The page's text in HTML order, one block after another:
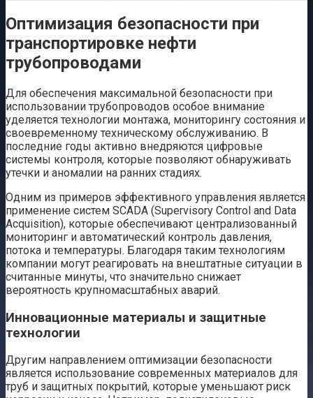
Оптимизация безопасности при
транспортировке нефти
трубопроводами
Для обеспечения максимальной безопасности при
использовании трубопроводов особое внимание
уделяется технологии монтажа, мониторингу состояния и
своевременному техническому обслуживанию. В
последние годы активно внедряются цифровые
системы контроля, которые позволяют обнаруживать
утечки и аномалии на ранних стадиях.
Одним из примеров эффективного управления является
применение систем SCADA (Supervisory Control and Data
Acquisition), которые обеспечивают централизованный
мониторинг и автоматический контроль давления,
потока и температуры. Благодаря таким технологиям
компании могут реагировать на внештатные ситуации в
считанные минуты, что значительно снижает
вероятность крупномасштабных аварий.
Инновационные материалы и защитные
технологии
Другим направлением оптимизации безопасности
является использование современных материалов для
труб и защитных покрытий, которые уменьшают риск